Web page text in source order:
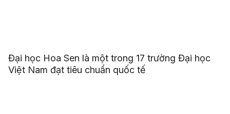
Đại học Hoa Sen là một trong 17 trường Đại học
Việt Nam đạt tiêu chuẩn quốc tế